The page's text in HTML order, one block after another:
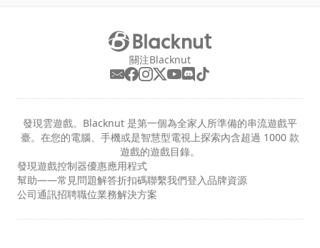
關注Blacknut
發現雲遊戲。Blacknut 是第一個為全家人所準備的串流遊戲平
臺。在您的電腦、手機或是智慧型電視上探索內含超過 1000 款
遊戲的遊戲目錄。
發現遊戲控制器優惠應用程式
幫助——常見問題解答折扣碼聯繫我們登入品牌資源
公司通訊招聘職位業務解決方案